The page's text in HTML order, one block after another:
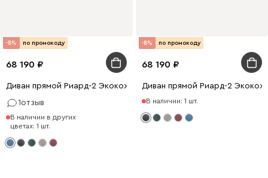
-8% по промокоду
68 190
Диван прямой Риард-2 Экокожа Голубой
1отзыв
В наличии в других
цветах: 1 шт.
-8% по промокоду
68 190
Диван прямой Риард-2
В наличии: 1 шт.